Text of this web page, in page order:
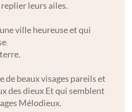
leurs ailes.
ville heureuse et qui
de beaux visages pareils et
des dieux Et qui semblent
Mélodieux.